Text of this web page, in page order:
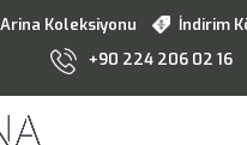
Arina Koleksiyonu
İndirim
+90 224 206 02 16